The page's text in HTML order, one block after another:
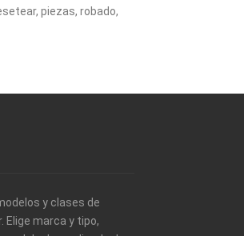
piezas, robado,
y clases de
Elige marca y tipo,